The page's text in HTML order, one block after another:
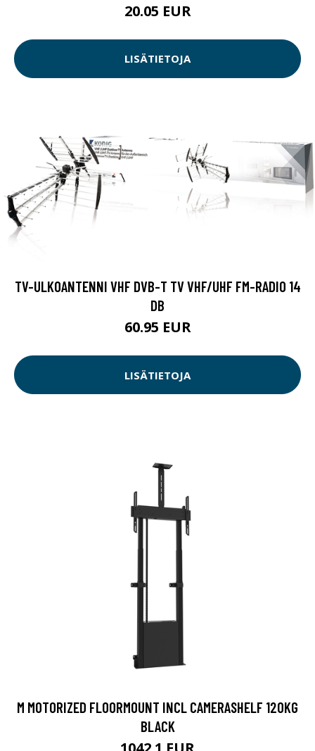
20.05 EUR
LISÄTIETOJA
TV-ULKOANTENNI VHF DVB-T TV VHF/UHF FM-RADIO 14
DB
60.95 EUR
LISÄTIETOJA
M MOTORIZED FLOORMOUNT INCL CAMERASHELF 120KG
BLACK